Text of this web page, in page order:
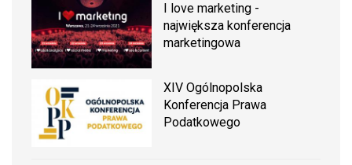
I love marketing -
największa konferencja
marketingowa
XIV Ogólnopolska
Konferencja Prawa
Podatkowego